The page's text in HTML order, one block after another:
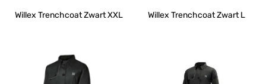
Willex Trenchcoat Zwart XXL Willex Trenchcoat Zwart L